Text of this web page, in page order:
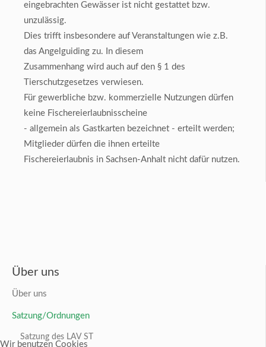
Über uns
Über uns
Satzung/Ordnungen
Satzung des LAV ST
eingebrachten Gewässer ist nicht gestattet bzw.
unzulässig.
Dies trifft insbesondere auf Veranstaltungen wie z.B.
das Angelguiding zu. In diesem
Zusammenhang wird auch auf den § 1 des
Tierschutzgesetzes verwiesen.
Für gewerbliche bzw. kommerzielle Nutzungen dürfen
keine Fischereierlaubnisscheine
- allgemein als Gastkarten bezeichnet - erteilt werden;
Mitglieder dürfen die ihnen erteilte
Fischereierlaubnis in Sachsen-Anhalt nicht dafür nutzen.
Wir benutzen Cookies